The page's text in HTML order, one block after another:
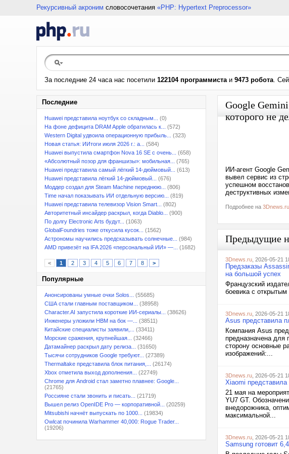
Рекурсивный акроним словосочетания «PHP: Hypertext Preprocessor»
За последние 24 часа нас посетили 122104 программистаи 9473 робота.
Последние
Huawei представила ноутбук со складным...
(0)
На фоне дефицита DRAM Apple обратилась к...
(572)
Western Digital удвоила операционную прибыль...
(323)
Новая статья: ИИтоги июля 2026 г.: а...
(584)
Huawei выпустила смартфон Nova 16 SE с очень...
(658)
«Абсолютный позор для франшизы»: мобильная...
(765)
Huawei представила самый лёгкий 14-дюймовый...
(613)
Huawei представила лёгкий 14-дюймовый...
(676)
Моддер создал для Steam Machine переднюю...
(806)
Time начал показывать ИИ отдельную версию...
(819)
Huawei представила телевизор Vision Smart...
(802)
Авторитетный инсайдер раскрыл, когда Diablo...
(900)
По долгу Electronic Arts будут...
(1063)
GlobalFoundries тоже откусила кусок...
(1562)
Астрономы научились предсказывать солнечные...
(984)
AMD привезёт на IFA 2026 «персональный ИИ» —...
(1682)
< 1 2 3 4 5 6 7 8 >
Популярные
Анонсированы умные очки Solos...
(55685)
США стали главным поставщиком...
(38958)
Character.AI запустила короткие ИИ-сериалы...
(38626)
Инженеры уложили HBM на бок —...
(38511)
Китайские специалисты заявили,...
(33411)
Морские сражения, крупнейшая...
(32466)
Датамайнер раскрыл дату релиза...
(31650)
Тысячи сотрудников Google требуют...
(27389)
Thermaltake представила блок питания,...
(26174)
Xbox отметила выход дополнения...
(22749)
Chrome для Android стал заметно плавнее: Google...
(21765)
Россияне стали звонить и писать...
(21719)
Вышел релиз OpenIDE Pro — корпоративной...
(20259)
Mitsubishi начнёт выпускать по 1000...
(19834)
Owlcat починила Warhammer 40,000: Rogue Trader...
(19206)
Google Gemini
которого не
ИИ-агент Google
вывел сервис из
успешном
деструктивных
Подробнее на 3Dnews.ru
Предыдущие
3Dnews.ru , 2026-05-21
Предзаказы
на большой успех
Французский
боевика с
3Dnews.ru , 2026-05-21
Asus представила
Компания Asus
предназначена для
сторону основные
изображений:...
3Dnews.ru , 2026-05-21
Xiaomi
21 мая на
YU7 GT.
внедорожника,
максимальной...
3Dnews.ru , 2026-05-21
Samsung готовит